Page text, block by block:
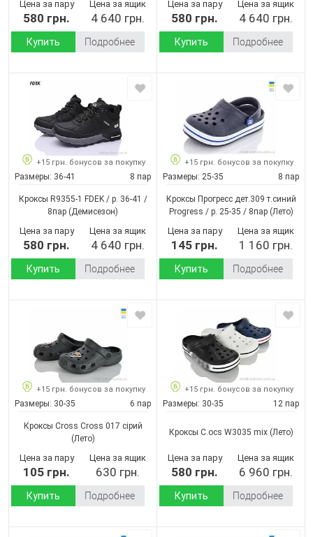
Цена за пару
580 грн.
Цена за ящик
4 640 грн.
Купить Подробнее
Цена за пару
580 грн.
Цена за ящик
4 640 грн.
Купить Подробнее
+15 грн. бонусов за покупку
Размеры: 36-41 8 пар
Кроксы R9355-1 FDEK / p. 36-41 /
8пар (Демисезон)
Цена за пару
580 грн.
Цена за ящик
4 640 грн.
Купить Подробнее
+15 грн. бонусов за покупку
Размеры: 25-35 8 пар
Кроксы Прогресс дет.309 т.синий
Progress / p. 25-35 / 8пар(Лето)
Цена за пару
145 грн.
Цена за ящик
1 160 грн.
Купить Подробнее
+15 грн. бонусов за покупку
Размеры: 30-35 6 пар
Кроксы Cross Cross 017 сірий
(Лето)
Цена за пару
105 грн.
Цена за ящик
630 грн.
Купить Подробнее
+15 грн. бонусов за покупку
Размеры: 30-35 12 пар
Кроксы C.ocs W3035 mix(Лето)
Цена за пару
580 грн.
Цена за ящик
6 960 грн.
Купить Подробнее